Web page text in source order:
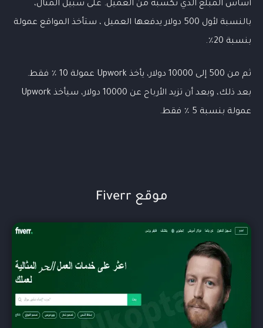
أساس المبلغ الذي تكسبه من العميل. على سبيل المثال،
بالنسبة لأول 500 دولار يدفعها العميل ، ستأخذ المواقع عمولة
بنسبة 20٪.
ثم من 500 إلى 10000 دولار، يأخذ Upwork عمولة 10 ٪ فقط.
بعد ذلك، وبعد أن تزيد الأرباح عن 10000 دولار، سيأخذ Upwork
عمولة بنسبة 5 ٪ فقط.
موقع Fiverr